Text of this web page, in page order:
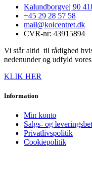
Kalundborgvej 90
+45 29 28 57 58
mail@koicentret.dk
CVR-nr: 43915894
Vi står altid til rådighed
nedenunder og udfyld
KLIK HER
Information
Min konto
Salgs- og
Privatlivspolitik
Cookiepolitik